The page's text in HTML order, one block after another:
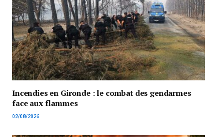
Incendies en Gironde : le combat des gendarmes
face aux flammes
02/08/2026